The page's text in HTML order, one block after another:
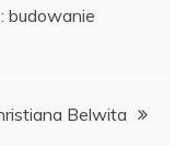
budowanie
Belwita